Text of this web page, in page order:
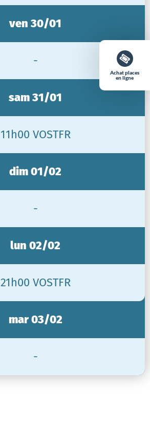
Achat places
en ligne
ven 30/01
-
sam 31/01
11h00 VOSTFR
dim 01/02
-
lun 02/02
21h00 VOSTFR
mar 03/02
-